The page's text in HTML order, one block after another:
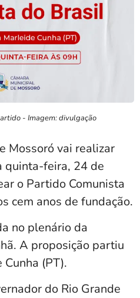
- Imagem: divulgação
Mossoró vai realizar
quinta-feira, 24 de
o Partido Comunista
cem anos de fundação.
no plenário da
A proposição partiu
(PT).
do Rio Grande